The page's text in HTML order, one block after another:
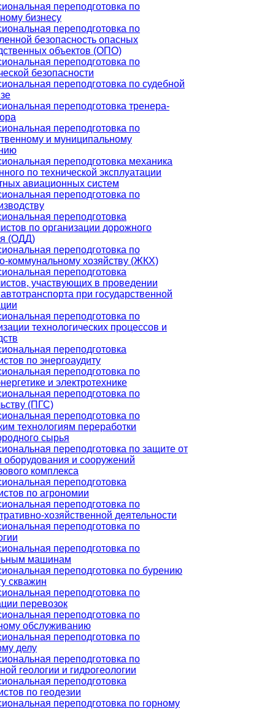
переподготовка по
бизнесу
переподготовка по
безопасность опасных
объектов (ОПО)
переподготовка по
безопасности
переподготовка по судебной
переподготовка тренера-
переподготовка по
и муниципальному
переподготовка механика
по технической эксплуатации
авиационных систем
переподготовка по
переподготовка
по организации дорожного
(ОДД)
переподготовка по
коммунальному хозяйству (ЖКХ)
переподготовка
участвующих в проведении
при государственной
переподготовка по
технологических процессов и
переподготовка
по энергоаудиту
переподготовка по
и электротехнике
переподготовка по
(ПГС)
переподготовка по
технологиям переработки
сырья
переподготовка по защите от
оборудования и сооружений
комплекса
переподготовка
по агрономии
переподготовка по
хозяйственной деятельности
переподготовка по
переподготовка по
машинам
переподготовка по бурению
скважин
переподготовка по
перевозок
переподготовка по
обслуживанию
переподготовка по
делу
переподготовка по
геологии и гидрогеологии
переподготовка
по геодезии
переподготовка по горному